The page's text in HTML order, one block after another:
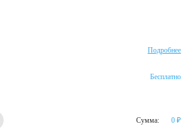
Подробнее
Бесплатно
Сумма: 0 ₽